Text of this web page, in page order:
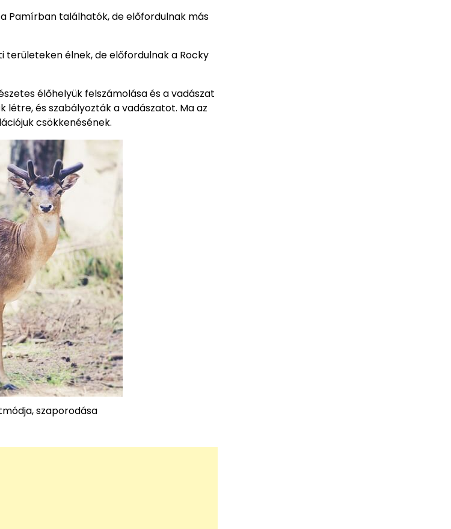
Pamírban találhatók, de előfordulnak más
területeken élnek, de előfordulnak a Rocky
élőhelyük felszámolása és a vadászat
és szabályozták a vadászatot. Ma az
csökkenésének.
szaporodása